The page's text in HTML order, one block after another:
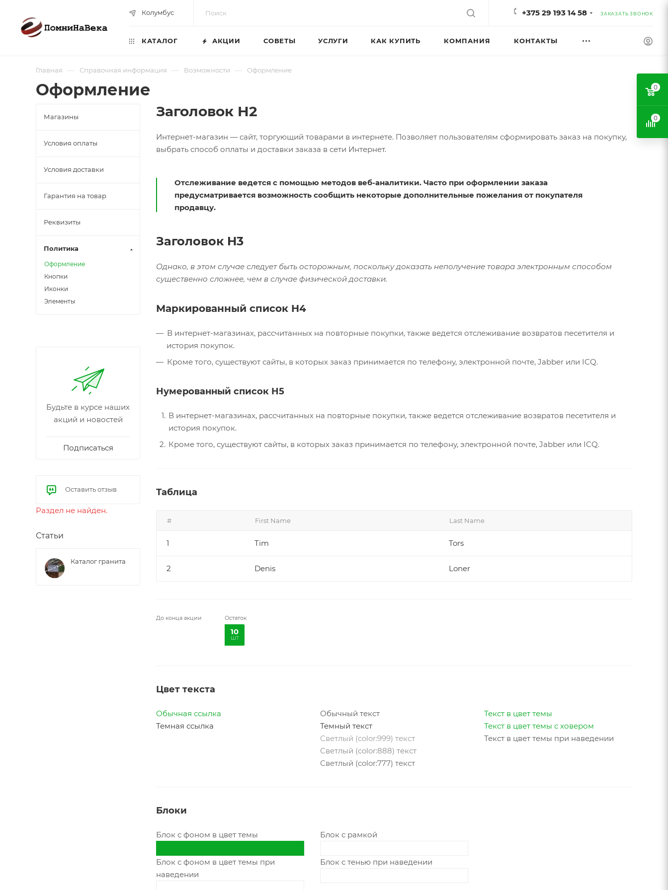
Колумбус +375 29 193 14 58 ЗАКАЗАТЬ ЗВОНОК
КАТАЛОГ АКЦИИ СОВЕТЫ УСЛУГИ КАК КУПИТЬ КОМПАНИЯ КОНТАКТЫ
Главная — Справочная информация — Возможности — Оформление
Оформление
Заголовок H2
Интернет-магазин — сайт, торгующий товарами в интернете. Позволяет пользователям сформировать заказ на покупку,
выбрать способ оплаты и доставки заказа в сети Интернет.
Отслеживание ведется с помощью методов веб-аналитики. Часто при оформлении заказа
предусматривается возможность сообщить некоторые дополнительные пожелания от покупателя
продавцу.
Заголовок H3
Однако, в этом случае следует быть осторожным, поскольку доказать неполучение товара электронным способом
существенно сложнее, чем в случае физической доставки.
Маркированный список H4
В интернет-магазинах, рассчитанных на повторные покупки, также ведется отслеживание возвратов песетителя и
история покупок.
Кроме того, существуют сайты, в которых заказ принимается по телефону, электронной почте, Jabber или ICQ.
Нумерованный список H5
В интернет-магазинах, рассчитанных на повторные покупки, также ведется отслеживание возвратов песетителя и
история покупок.
Кроме того, существуют сайты, в которых заказ принимается по телефону, электронной почте, Jabber или ICQ.
Таблица
# First Name Last Name
1 Tim Tors
2 Denis Loner
До конца акции Остаток
10
шт
Цвет текста
Обычная ссылка
Темная ссылка
Обычный текст
Темный текст
Светлый (color:999) текст
Светлый (color:888) текст
Светлый (color:777) текст
Текст в цвет темы
Текст в цвет темы с ховером
Текст в цвет темы при наведении
Блоки
Блок с фоном в цвет темы
Блок с фоном в цвет темы при
наведении
Блок с рамкой
Блок с тенью при наведении
Магазины
Условия оплаты
Условия доставки
Гарантия на товар
Реквизиты
Политика
Оформление
Кнопки
Иконки
Элементы
Будьте в курсе наших
акций и новостей
Подписаться
Оставить отзыв
Раздел не найден.
Статьи
Каталог гранита
0
0